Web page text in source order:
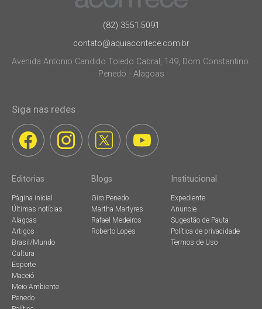
(82) 3551.5091
contato@aquiacontece.com.br
Avenida Antonio Candido Toledo Cabral, 149, Dom Constantino.
Penedo - Alagoas
Siga nas redes
Editorias
Página inicial
Últimas notícias
Alagoas
Artigos
Brasil/Mundo
Cultura
Esporte
Maceió
Meio Ambiente
Penedo
Blogs
Giro Penedo
Martha Martyres
Rafael Medeiros
Roberto Lopes
Institucional
Expediente
Anuncie
Sugestão de Pauta
Política de privacidade
Termos de Uso